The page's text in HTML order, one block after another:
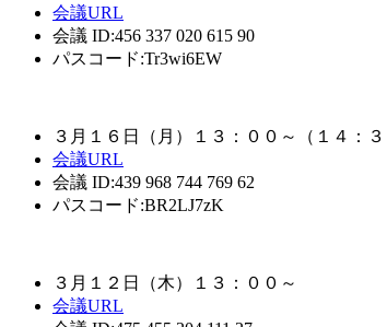
会議URL
会議 ID:456 337 020 615 90
パスコード:Tr3wi6EW
３月１６日（月）１３：００～（１４：３
会議URL
会議 ID:439 968 744 769 62
パスコード:BR2LJ7zK
３月１２日（木）１３：００～
会議URL